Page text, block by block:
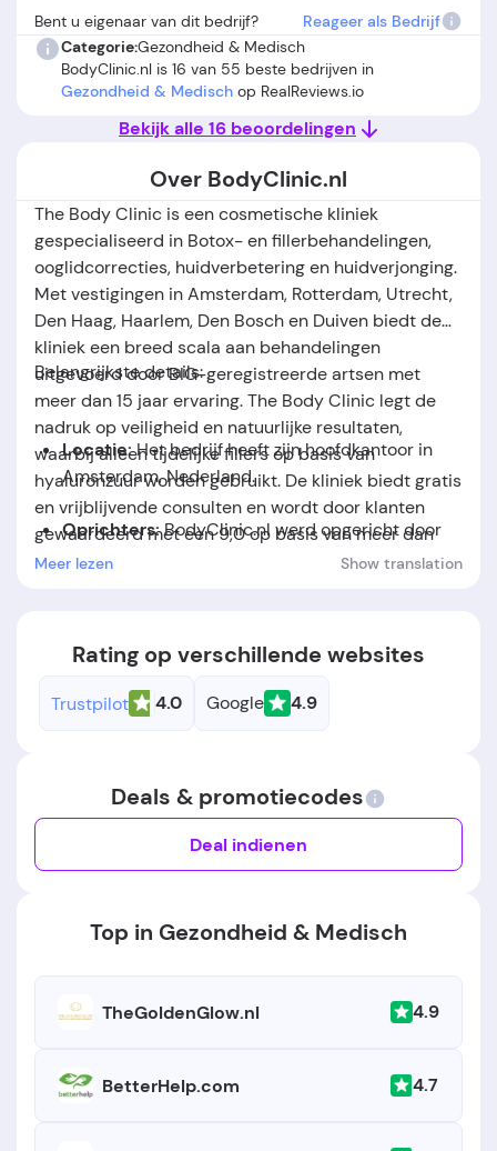
Bent u eigenaar van dit bedrijf?
Reageer als Bedrijf
Categorie:Gezondheid & Medisch
BodyClinic.nl is 16 van 55 beste bedrijven in
Gezondheid & Medisch op RealReviews.io
Bekijk alle 16 beoordelingen
Over BodyClinic.nl
The Body Clinic is een cosmetische kliniek
gespecialiseerd in Botox- en fillerbehandelingen,
ooglidcorrecties, huidverbetering en huidverjonging.
Met vestigingen in Amsterdam, Rotterdam, Utrecht,
Den Haag, Haarlem, Den Bosch en Duiven biedt de
kliniek een breed scala aan behandelingen
uitgevoerd door BIG-geregistreerde artsen met
meer dan 15 jaar ervaring. The Body Clinic legt de
nadruk op veiligheid en natuurlijke resultaten,
waarbij alleen tijdelijke fillers op basis van
hyaluronzuur worden gebruikt. De kliniek biedt gratis
en vrijblijvende consulten en wordt door klanten
gewaardeerd met een 9,0 op basis van meer dan
2.000 ervaringen. The Body Clinic streeft naar
Belangrijkste details:
Locatie:Het bedrijf heeft zijn hoofdkantoor in
Amsterdam, Nederland.
Oprichters:BodyClinic.nl werd opgericht door
Bart Biermans.
Meer lezen Show translation
Rating op verschillende websites
Trustpilot 4.0 Google 4.9
Deals & promotiecodes
Deal indienen
Top in Gezondheid & Medisch
TheGoldenGlow.nl 4.9
BetterHelp.com 4.7